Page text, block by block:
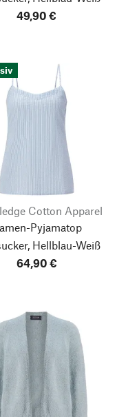
49,90 €
Cotton Apparel
Pyjamatop
Hellblau-Weiß
64,90 €